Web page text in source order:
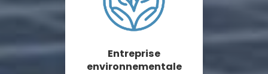
Entreprise
environnementale